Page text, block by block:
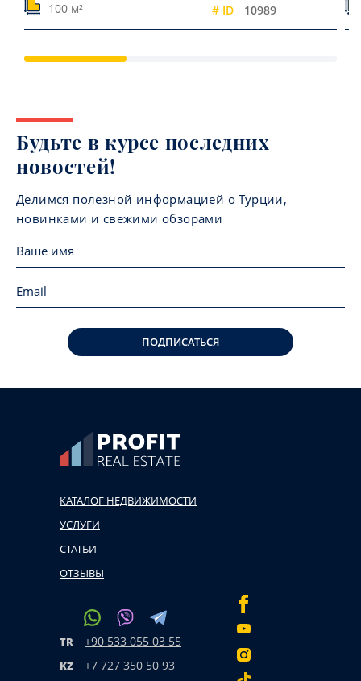
100 м²
# ID 10989
Будьте в курсе последних
новостей!
Делимся полезной информацией о Турции,
новинками и свежими обзорами
ПОДПИСАТЬСЯ
КАТАЛОГ НЕДВИЖИМОСТИ
УСЛУГИ
СТАТЬИ
ОТЗЫВЫ
TR +90 533 055 03 55
KZ +7 727 350 50 93